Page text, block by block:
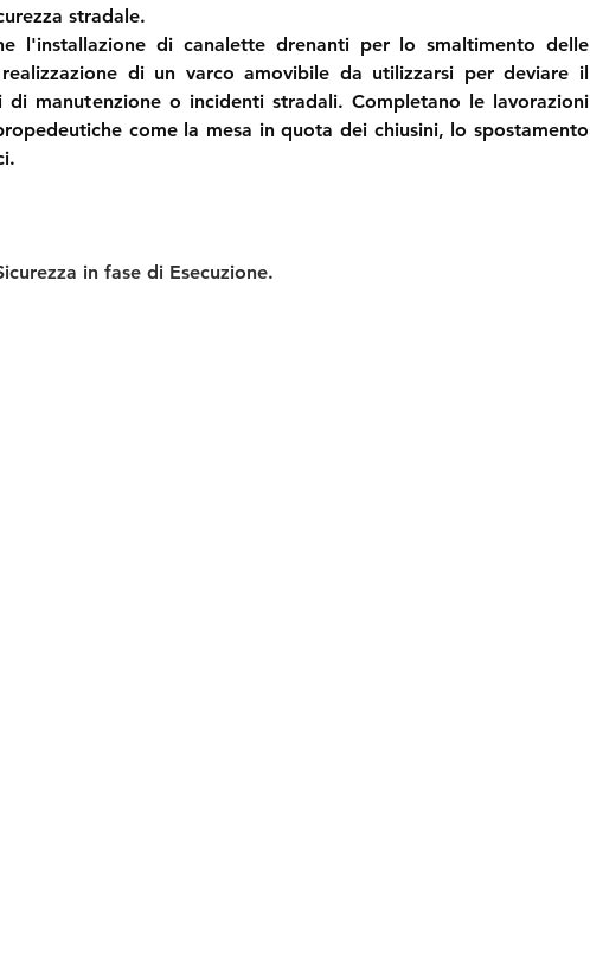
stradale.
l'installazione di canalette drenanti per lo smaltimento delle
di un varco amovibile da utilizzarsi per deviare il
manutenzione o incidenti stradali. Completano le lavorazioni
come la mesa in quota dei chiusini, lo spostamento
in fase di Esecuzione.